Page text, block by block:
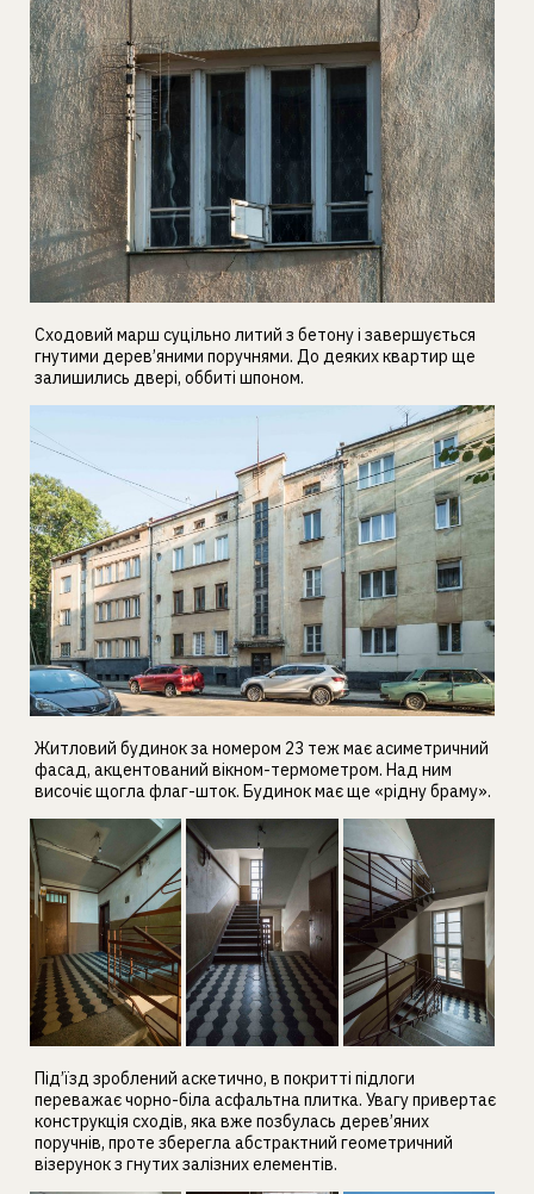
Сходовий марш суцільно литий з бетону і завершується
гнутими дерев’яними поручнями. До деяких квартир ще
залишились двері, оббиті шпоном.
Житловий будинок за номером 23 теж має асиметричний
фасад, акцентований вікном-термометром. Над ним
височіє щогла флаг-шток. Будинок має ще «рідну браму».
Під’їзд зроблений аскетично, в покритті підлоги
переважає чорно-біла асфальтна плитка. Увагу привертає
конструкція сходів, яка вже позбулась дерев’яних
поручнів, проте зберегла абстрактний геометричний
візерунок з гнутих залізних елементів.